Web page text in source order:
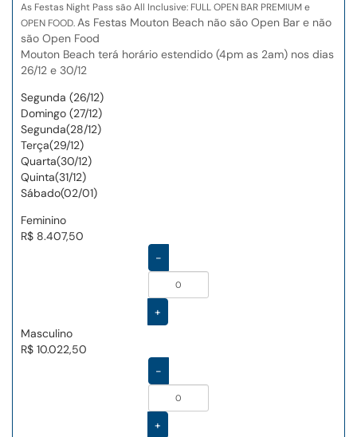
As Festas Night Pass são All Inclusive: FULL OPEN BAR PREMIUM e
OPEN FOOD.As Festas Mouton Beach não são Open Bar e não
são Open Food
Mouton Beach terá horário estendido (4pm as 2am) nos dias
26/12 e 30/12
Segunda (26/12)
Domingo (27/12)
Segunda(28/12)
Terça(29/12)
Quarta(30/12)
Quinta(31/12)
Sábado(02/01)
Feminino
R$ 8.407,50
-
+
Masculino
R$ 10.022,50
-
+